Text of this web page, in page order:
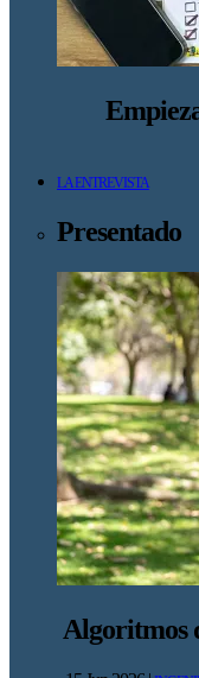
LA ENTREVISTA
Presentado
Algoritmos